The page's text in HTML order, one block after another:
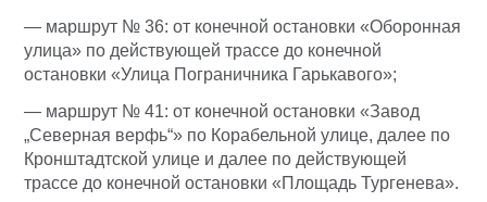
— маршрут № 36: от конечной остановки «Оборонная
улица» по действующей трассе до конечной
остановки «Улица Пограничника Гарькавого»;
— маршрут № 41: от конечной остановки «Завод
„Северная верфь“» по Корабельной улице, далее по
Кронштадтской улице и далее по действующей
трассе до конечной остановки «Площадь Тургенева».